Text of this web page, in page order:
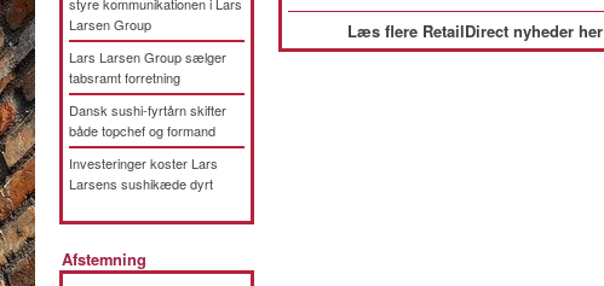
Larsen Group
Lars Larsen Group sælger
tabsramt forretning
Dansk sushi-fyrtårn skifter
både topchef og formand
Investeringer koster Lars
Larsens sushikæde dyrt
Afstemning
Læs flere RetailDirect nyheder her